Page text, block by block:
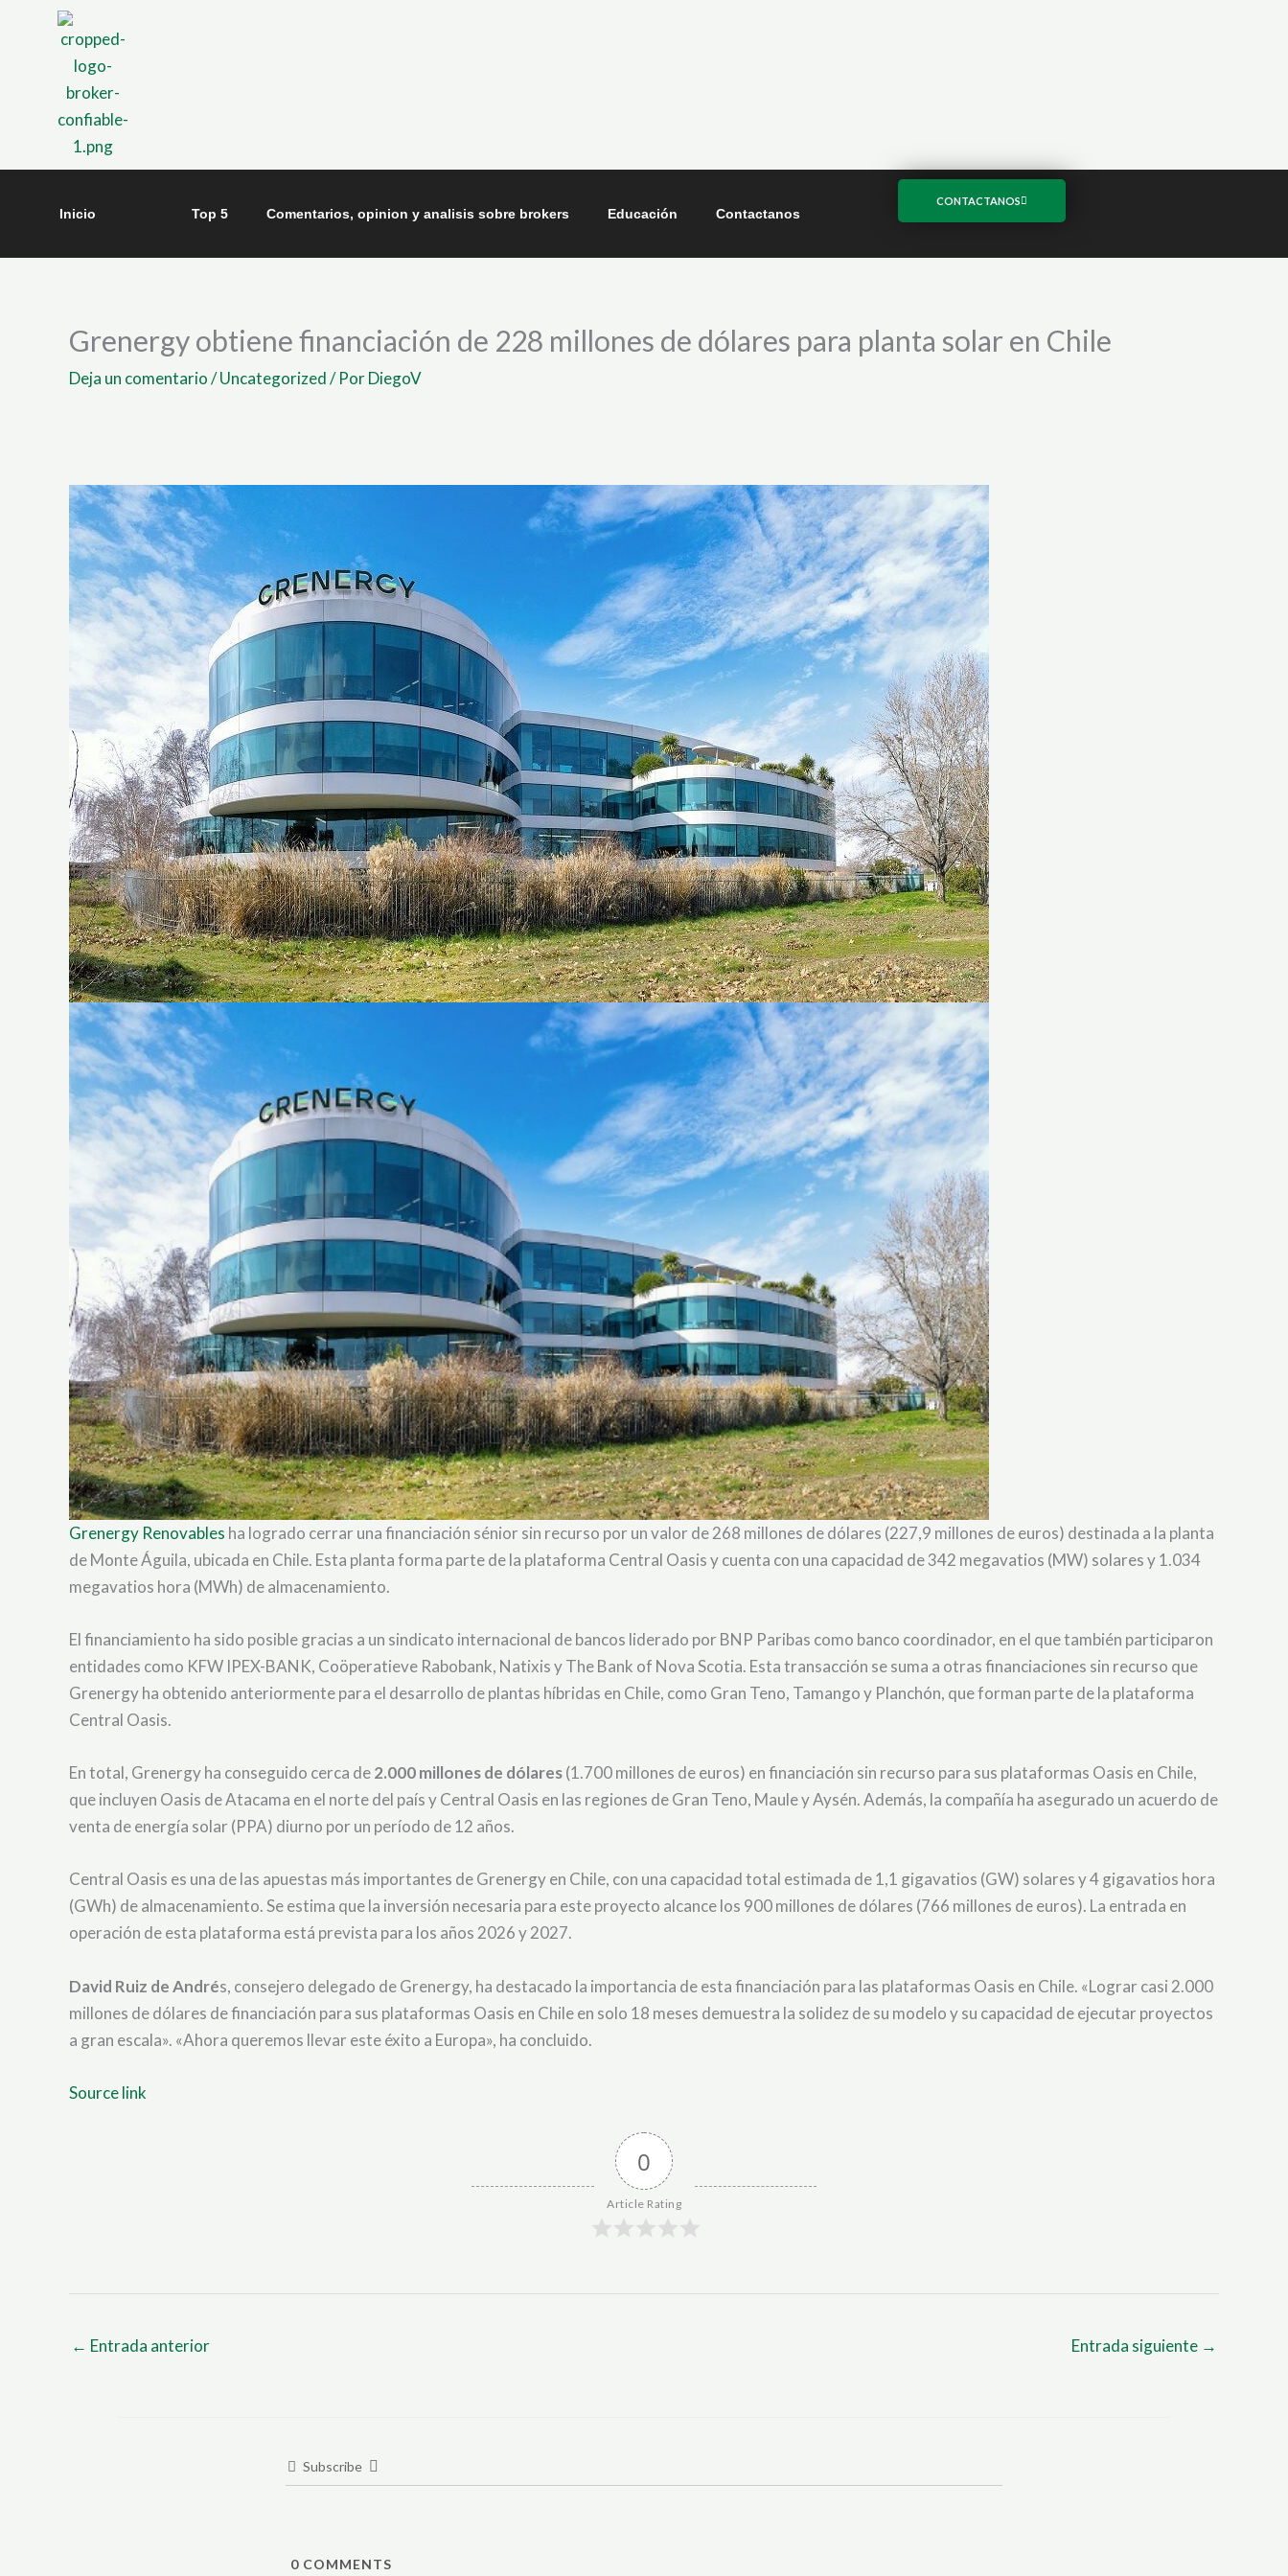
Inicio Top 5 Comentarios, opinion y analisis sobre brokers Educación Contactanos
CONTACTANOS
Grenergy obtiene financiación de 228 millones de dólares para planta solar en Chile
Deja un comentario/Uncategorized/ PorDiegoV
Grenergy Renovables ha logrado cerrar una financiación sénior sin recurso por un valor de 268 millones de dólares (227,9 millones de euros) destinada a la planta
de Monte Águila, ubicada en Chile. Esta planta forma parte de la plataforma Central Oasis y cuenta con una capacidad de 342 megavatios (MW) solares y 1.034
megavatios hora (MWh) de almacenamiento.
El financiamiento ha sido posible gracias a un sindicato internacional de bancos liderado por BNP Paribas como banco coordinador, en el que también participaron
entidades como KFW IPEX-BANK, Coöperatieve Rabobank, Natixis y The Bank of Nova Scotia. Esta transacción se suma a otras financiaciones sin recurso que
Grenergy ha obtenido anteriormente para el desarrollo de plantas híbridas en Chile, como Gran Teno, Tamango y Planchón, que forman parte de la plataforma
Central Oasis.
En total, Grenergy ha conseguido cerca de2.000 millones de dólares(1.700 millones de euros) en financiación sin recurso para sus plataformas Oasis en Chile,
que incluyen Oasis de Atacama en el norte del país y Central Oasis en las regiones de Gran Teno, Maule y Aysén. Además, la compañía ha asegurado un acuerdo de
venta de energía solar (PPA) diurno por un período de 12 años.
Central Oasis es una de las apuestas más importantes de Grenergy en Chile, con una capacidad total estimada de 1,1 gigavatios (GW) solares y 4 gigavatios hora
(GWh) de almacenamiento. Se estima que la inversión necesaria para este proyecto alcance los 900 millones de dólares (766 millones de euros). La entrada en
operación de esta plataforma está prevista para los años 2026 y 2027.
David Ruiz de Andrés, consejero delegado de Grenergy, ha destacado la importancia de esta financiación para las plataformas Oasis en Chile. «Lograr casi 2.000
millones de dólares de financiación para sus plataformas Oasis en Chile en solo 18 meses demuestra la solidez de su modelo y su capacidad de ejecutar proyectos
a gran escala». «Ahora queremos llevar este éxito a Europa», ha concluido.
Source link
0
Article Rating
← Entrada anterior Entrada siguiente →
Subscribe
0 COMMENTS